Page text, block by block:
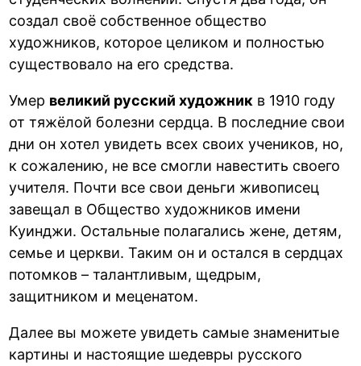
создал своё собственное общество
художников, которое целиком и полностью
существовало на его средства.
Умер великий русский художник в 1910 году
от тяжёлой болезни сердца. В последние свои
дни он хотел увидеть всех своих учеников, но,
к сожалению, не все смогли навестить своего
учителя. Почти все свои деньги живописец
завещал в Общество художников имени
Куинджи. Остальные полагались жене, детям,
семье и церкви. Таким он и остался в сердцах
потомков – талантливым, щедрым,
защитником и меценатом.
Далее вы можете увидеть самые знаменитые
картины и настоящие шедевры русского